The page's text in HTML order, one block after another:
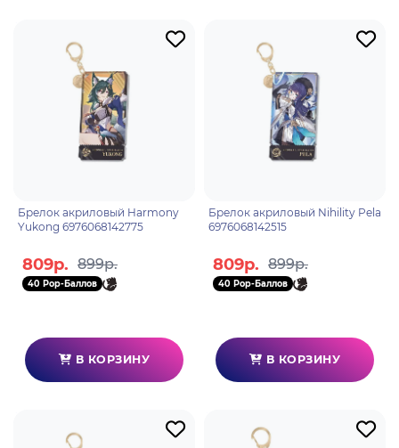
Брелок акриловый Harmony
Yukong 6976068142775
809р. 899р.
40 Pop-Баллов
В КОРЗИНУ
Брелок акриловый Nihility Pela
6976068142515
809р. 899р.
40 Pop-Баллов
В КОРЗИНУ